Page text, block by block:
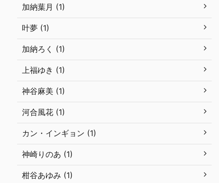
加納葉月 (1)
叶夢 (1)
加納ろく (1)
上福ゆき (1)
神谷麻美 (1)
河合風花 (1)
カン・インギョン (1)
神崎りのあ (1)
柑谷あゆみ (1)